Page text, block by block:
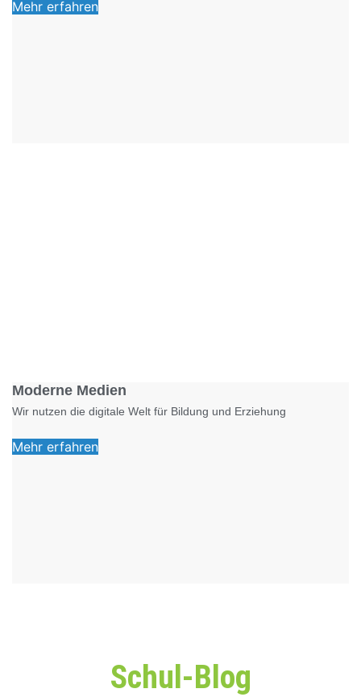
Mehr erfahren
Moderne Medien
Wir nutzen die digitale Welt für Bildung und Erziehung
Mehr erfahren
Schul-Blog